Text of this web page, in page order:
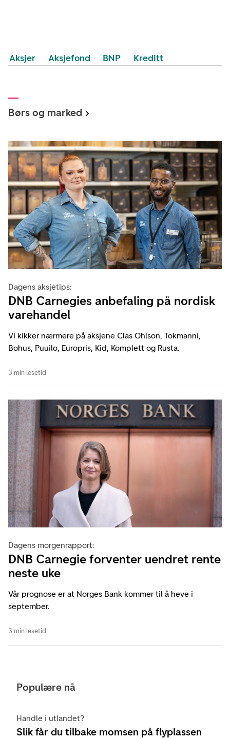
Aksjer Aksjefond BNP Kreditt
Børs og marked
Dagens aksjetips:
DNB Carnegies anbefaling på nordisk
varehandel
Vi kikker nærmere på aksjene Clas Ohlson, Tokmanni,
Bohus, Puuilo, Europris, Kid, Komplett og Rusta.
3 min lesetid
Dagens morgenrapport:
DNB Carnegie forventer uendret rente
neste uke
Vår prognose er at Norges Bank kommer til å heve i
september.
3 min lesetid
Populære nå
Handle i utlandet?
Slik får du tilbake momsen på flyplassen